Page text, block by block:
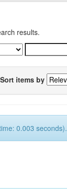
results.
Sort items by
0.003 seconds).